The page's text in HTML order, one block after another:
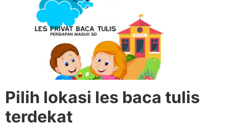
Pilih lokasi les baca tulis
terdekat